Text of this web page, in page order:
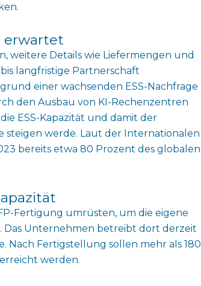
erwartet
weitere Details wie Liefermengen und
langfristige Partnerschaft
einer wachsenden ESS-Nachfrage
den Ausbau von KI-Rechenzentren
ESS-Kapazität und damit der
steigen werde. Laut der Internationalen
bereits etwa 80 Prozent des globalen
Fertigung umrüsten, um die eigene
Das Unternehmen betreibt dort derzeit
Nach Fertigstellung sollen mehr als 180
werden.